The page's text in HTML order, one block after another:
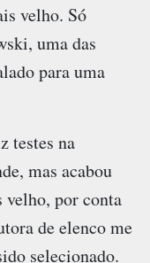
velho. Só
uma das
para uma
testes na
mas acabou
velho, por conta
de elenco me
selecionado.